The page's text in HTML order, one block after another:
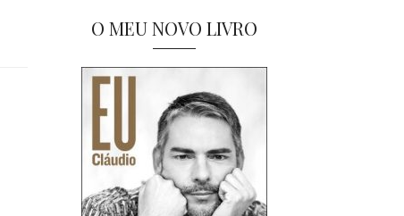
O MEU NOVO LIVRO